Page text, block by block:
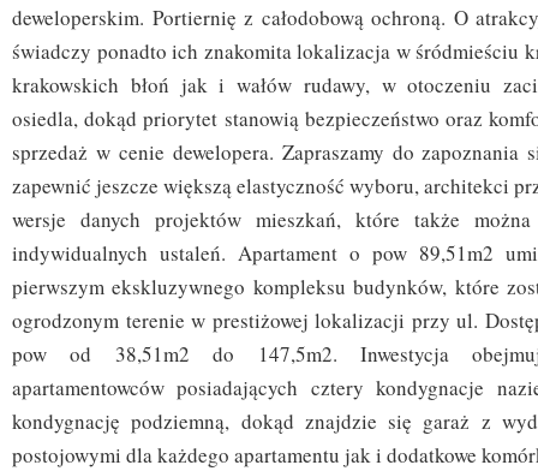
deweloperskim. Portiernię z całodobową ochroną. O
świadczy ponadto ich znakomita lokalizacja w śródmieściu
krakowskich błoń jak i wałów rudawy, w otoczeniu
osiedla, dokąd priorytet stanowią bezpieczeństwo oraz
sprzedaż w cenie dewelopera. Zapraszamy do zapoznania
zapewnić jeszcze większą elastyczność wyboru, architekci
wersje danych projektów mieszkań, które także można
indywidualnych ustaleń. Apartament o pow 89,51m2
pierwszym ekskluzywnego kompleksu budynków, które
ogrodzonym terenie w prestiżowej lokalizacji przy ul.
pow od 38,51m2 do 147,5m2. Inwestycja
apartamentowców posiadających cztery kondygnacje
kondygnację podziemną, dokąd znajdzie się garaż z
postojowymi dla każdego apartamentu jak i dodatkowe